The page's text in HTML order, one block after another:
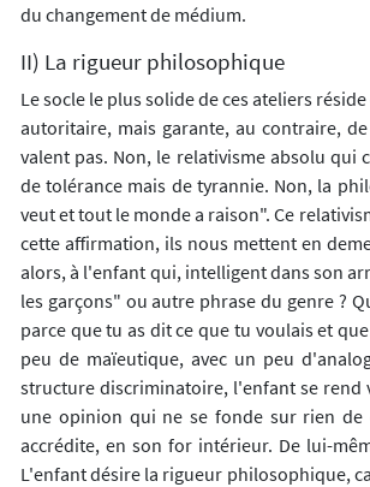
du changement de médium.
II) La rigueur philosophique
Le socle le plus solide de ces ateliers
autoritaire, mais garante, au contraire,
valent pas. Non, le relativisme absolu qui
de tolérance mais de tyrannie. Non, la
veut et tout le monde a raison". Ce
cette affirmation, ils nous mettent en
alors, à l'enfant qui, intelligent dans son
les garçons" ou autre phrase du genre ?
parce que tu as dit ce que tu voulais et
peu de maïeutique, avec un peu
structure discriminatoire, l'enfant se rend
une opinion qui ne se fonde sur rien
accrédite, en son for intérieur. De lui-
L'enfant désire la rigueur philosophique,